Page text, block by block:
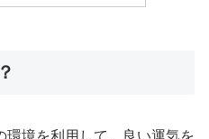
環境を利用して、良い運気を